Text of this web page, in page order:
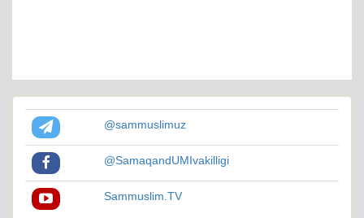
@sammuslimuz
@SamaqandUMIvakilligi
Sammuslim.TV